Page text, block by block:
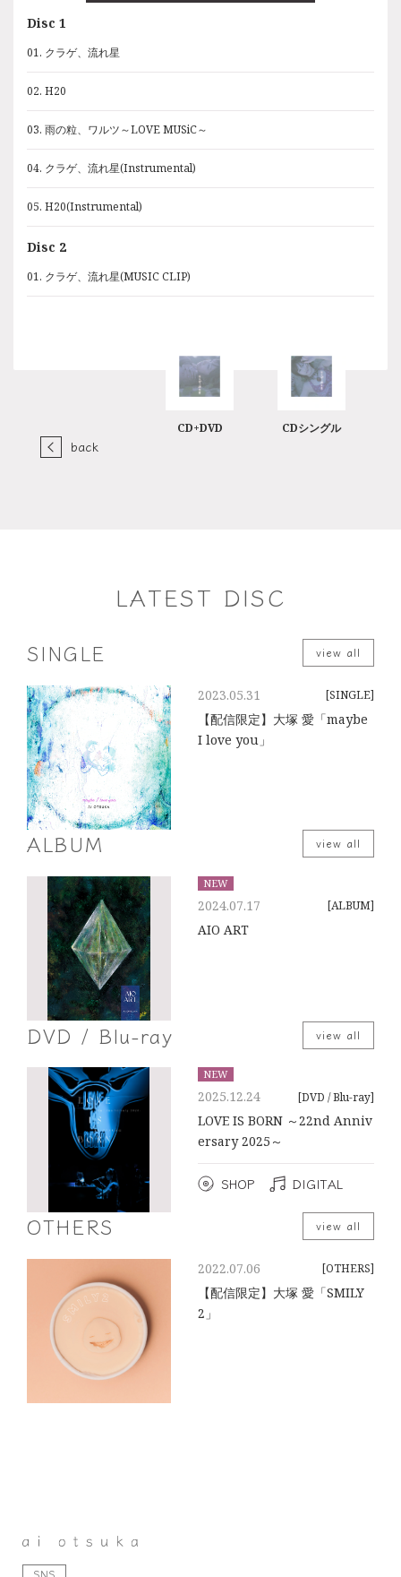
Disc 1
01. クラゲ、流れ星
02. H20
03. 雨の粒、ワルツ～LOVE MUSiC～
04. クラゲ、流れ星(Instrumental)
05. H20(Instrumental)
Disc 2
01. クラゲ、流れ星(MUSIC CLIP)
Disc 1
01. クラゲ、流れ星
02. H20
03. 雨の粒、ワルツ～LOVE MUSiC～
04. クラゲ、流れ星(Instrumental)
05. H20(Instrumental)
CD+DVD CDシングル
back
LATEST DISC
SINGLE view all
2023.05.31 [SINGLE]
【配信限定】大塚 愛「maybe
I love you」
ALBUM view all
NEW
2024.07.17 [ALBUM]
AIO ART
DVD / Blu-ray view all
NEW
2025.12.24 [DVD / Blu-ray]
LOVE IS BORN ～22nd Anniv
ersary 2025～
SHOP DIGITAL
OTHERS view all
2022.07.06 [OTHERS]
【配信限定】大塚 愛「SMILY
2」